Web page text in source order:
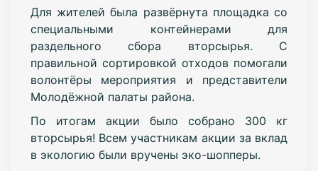
Для жителей была развёрнута площадка со
специальными контейнерами для
раздельного сбора вторсырья. С
правильной сортировкой отходов помогали
волонтёры мероприятия и представители
Молодёжной палаты района.
По итогам акции было собрано 300 кг
вторсырья! Всем участникам акции за вклад
в экологию были вручены эко-шопперы.